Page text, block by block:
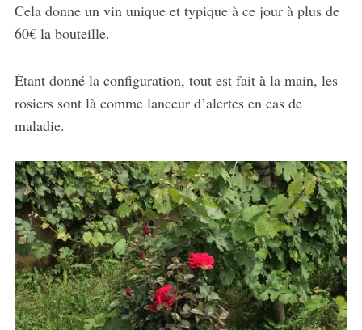
Cela donne un vin unique et typique à ce jour à plus de
60€ la bouteille.
Étant donné la configuration, tout est fait à la main, les
rosiers sont là comme lanceur d’alertes en cas de
maladie.